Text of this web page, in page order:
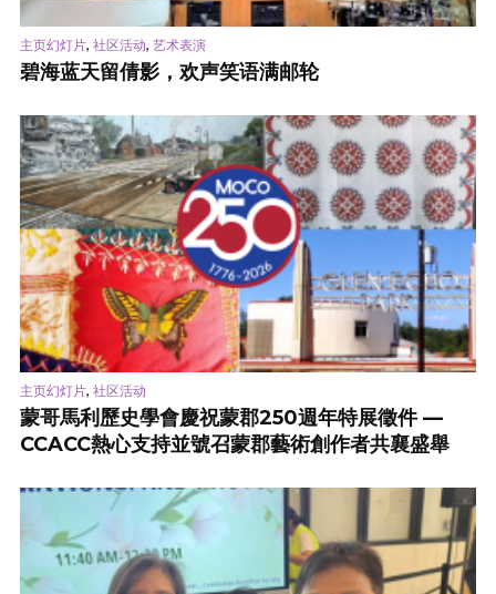
主页幻灯片, 社区活动, 艺术表演
碧海蓝天留倩影，欢声笑语满邮轮
主页幻灯片, 社区活动
蒙哥馬利歷史學會慶祝蒙郡250週年特展徵件 —
CCACC熱心支持並號召蒙郡藝術創作者共襄盛舉